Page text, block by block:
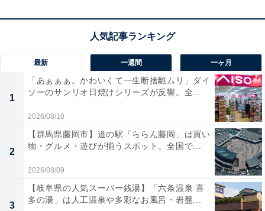
の動画を大画面で鮮明に楽しめるのが魅力。Apple
CarPlayやAndroid Autoにも対応し、使い慣れたアプリを
車内で快適に操作できます！
付きで、常に最新のルートで安心して走
れるのも頼もしいですね。これ1台で、毎日のドライブ
がより快適で楽しい時間へと変わります。
Pioneerのカーナビ「AVIC-RZ722」の口コミは？
Pioneerのカーナビ「AVIC-RZ722」には以下のような口
最新 一週間 一ヶ月
1
「あぁぁぁ。かわいくて一生断捨離ムリ」ダイ
ソーのサンリオ日焼けシリーズが反響。全...
2026/08/10
2
【群馬県藤岡市】道の駅「ららん藤岡」は買い
物・グルメ・遊びが揃うスポット。全国で...
2026/08/09
3
【岐阜県の人気スーパー銭湯】「六条温泉 喜
多の湯」は人工温泉や多彩なお風呂・岩盤...